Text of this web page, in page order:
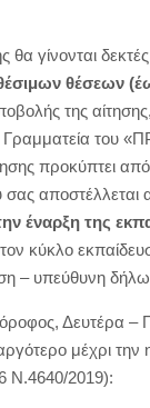
θα γίνονται
θέσεων
της
του
προκύπτει
σας
έναρξη της
– υπεύθυνη
Δευτέρα
μέχρι την
Ν.4640/2019):